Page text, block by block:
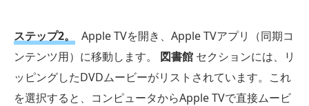
ステップ2。
Apple TVを開き、Apple TVアプリ（同期コ
ンテンツ用）に移動します。 図書館 セクションには、リ
ッピングしたDVDムービーがリストされています。これ
を選択すると、コンピュータからApple TVで直接ムービ